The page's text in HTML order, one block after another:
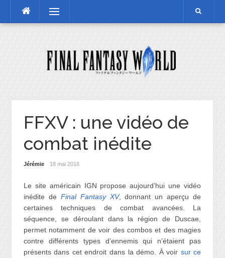
content
Menu
FFXV : une vidéo de
combat inédite
Jérémie 18 mai 2016
Le site américain IGN propose aujourd’hui une vidéo
inédite de Final Fantasy XV, donnant un aperçu de
certaines techniques de combat avancées. La
séquence, se déroulant dans la région de Duscae,
permet notamment de voir des combos et des magies
contre différents types d’ennemis qui n’étaient pas
présents dans cet endroit dans la démo. À voir sur ce